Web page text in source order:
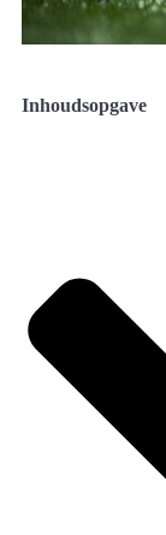
Inhoudsopgave